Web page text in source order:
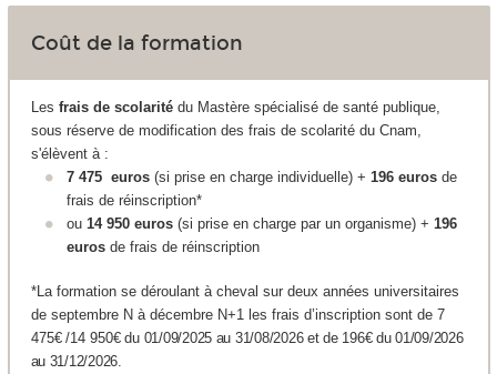
Coût de la formation
Les frais de scolaritédu Mastère spécialisé de santé publique,
sous réserve de modification des frais de scolarité du Cnam,
s'élèvent à :
7 475 euros (si prise en charge individuelle) + 196 euros de
frais de réinscription*
ou 14 950​ euros (si prise en charge par un organisme) + 196
euros de frais de réinscription
*La formation se déroulant à cheval sur deux années universitaires
de septembre N à décembre N+1 les frais d’inscription sont de 7
475€ /14 950€ du 01/09/2025 au 31/08/2026 et de 196€ du 01/09/2026
au 31/12/2026.